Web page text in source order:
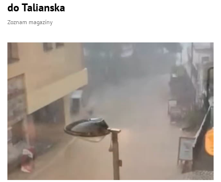
do Talianska
Zoznam magazíny